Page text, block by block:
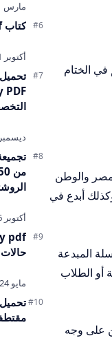
في الختام
مصر والوطن
أبدع في
المبدعة
أو الطلاب
على وجه
كتاب doctor's guide pdf تحميل